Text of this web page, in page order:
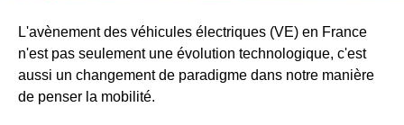
L'avènement des véhicules électriques (VE) en France
n'est pas seulement une évolution technologique, c'est
aussi un changement de paradigme dans notre manière
de penser la mobilité.